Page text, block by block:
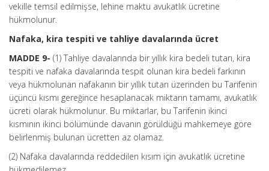
vekille temsil edilmişse, lehine maktu avukatlık ücretine
hükmolunur.
Nafaka, kira tespiti ve tahliye davalarında ücret
MADDE 9- (1) Tahliye davalarında bir yıllık kira bedeli tutarı, kira
tespiti ve nafaka davalarında tespit olunan kira bedeli farkının
veya hükmolunan nafakanın bir yıllık tutarı üzerinden bu Tarifenin
üçüncü kısmı gereğince hesaplanacak miktarın tamamı, avukatlık
ücreti olarak hükmolunur. Bu miktarlar, bu Tarifenin ikinci
kısmının ikinci bölümünde davanın görüldüğü mahkemeye göre
belirlenmiş bulunan ücretten az olamaz.
(2) Nafaka davalarında reddedilen kısım için avukatlık ücretine